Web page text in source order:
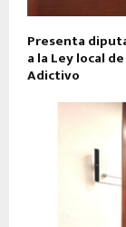
Presenta
a la Ley local
Adictivo